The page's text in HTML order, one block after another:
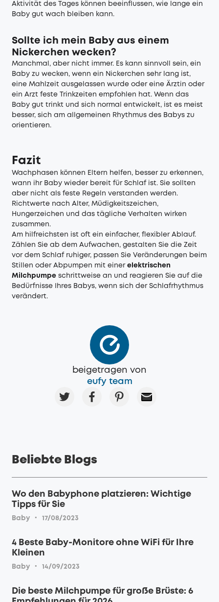
Aktivität des Tages können beeinflussen, wie lange ein
Baby gut wach bleiben kann.
Sollte ich mein Baby aus einem
Nickerchen wecken?
Manchmal, aber nicht immer. Es kann sinnvoll sein, ein
Baby zu wecken, wenn ein Nickerchen sehr lang ist,
eine Mahlzeit ausgelassen wurde oder eine Ärztin oder
ein Arzt feste Trinkzeiten empfohlen hat. Wenn das
Baby gut trinkt und sich normal entwickelt, ist es meist
besser, sich am allgemeinen Rhythmus des Babys zu
orientieren.
Fazit
Wachphasen können Eltern helfen, besser zu erkennen,
wann ihr Baby wieder bereit für Schlaf ist. Sie sollten
aber nicht als feste Regeln verstanden werden.
Richtwerte nach Alter, Müdigkeitszeichen,
Hungerzeichen und das tägliche Verhalten wirken
zusammen.
Am hilfreichsten ist oft ein einfacher, flexibler Ablauf.
Zählen Sie ab dem Aufwachen, gestalten Sie die Zeit
vor dem Schlaf ruhiger, passen Sie Veränderungen beim
Stillen oder Abpumpen mit einer elektrischen
Milchpumpe schrittweise an und reagieren Sie auf die
Bedürfnisse Ihres Babys, wenn sich der Schlafrhythmus
verändert.
beigetragen von
eufy team
Beliebte Blogs
Wo den Babyphone platzieren: Wichtige
Tipps für Sie
Baby · 17/08/2023
4 Beste Baby-Monitore ohne WiFi für Ihre
Kleinen
Baby · 14/09/2023
Die beste Milchpumpe für große Brüste: 6